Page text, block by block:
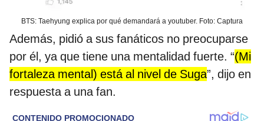
BTS: Taehyung explica por qué demandará a youtuber. Foto: Captura
Además, pidió a sus fanáticos no preocuparse
por él, ya que tiene una mentalidad fuerte. “(Mi
fortaleza mental) está al nivel de Suga”, dijo en
respuesta a una fan.